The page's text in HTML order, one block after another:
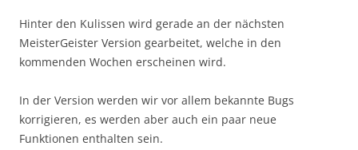
Hinter den Kulissen wird gerade an der nächsten
MeisterGeister Version gearbeitet, welche in den
kommenden Wochen erscheinen wird.
In der Version werden wir vor allem bekannte Bugs
korrigieren, es werden aber auch ein paar neue
Funktionen enthalten sein.